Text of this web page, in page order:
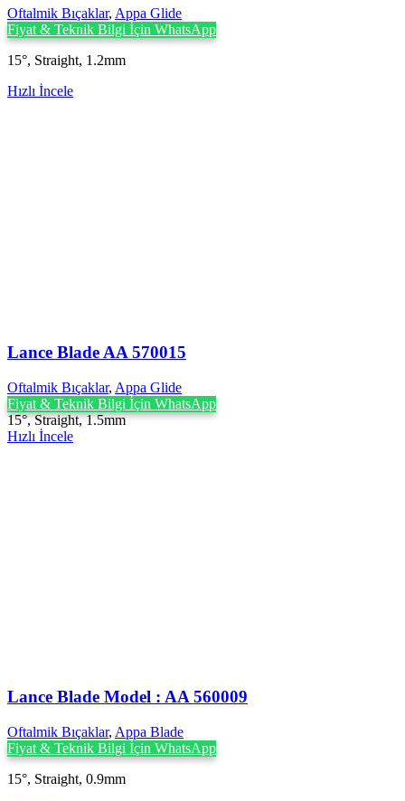
Oftalmik Bıçaklar, Appa Glide
Fiyat & Teknik Bilgi İçin WhatsApp
15°, Straight, 1.2mm
Hızlı İncele
Lance Blade AA 570015
Oftalmik Bıçaklar, Appa Glide
Fiyat & Teknik Bilgi İçin WhatsApp
15°, Straight, 1.5mm
Hızlı İncele
Lance Blade Model : AA 560009
Oftalmik Bıçaklar, Appa Blade
Fiyat & Teknik Bilgi İçin WhatsApp
15°, Straight, 0.9mm